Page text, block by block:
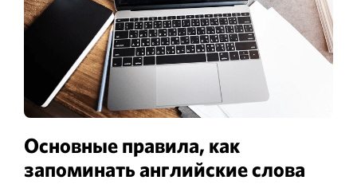
Основные правила, как
запоминать английские слова